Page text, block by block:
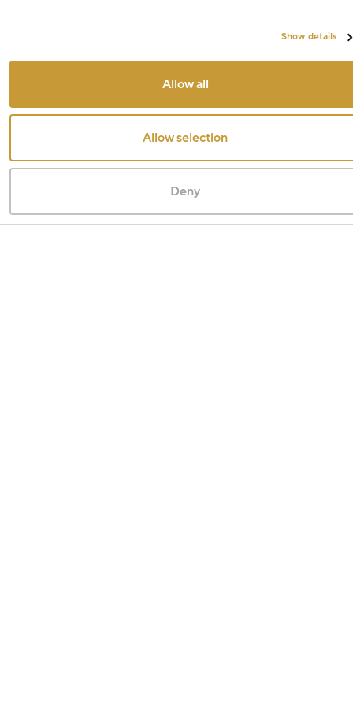
Show details
Allow all
Allow selection
Deny